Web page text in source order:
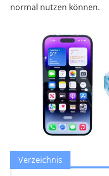
normal nutzen können.
Verzeichnis